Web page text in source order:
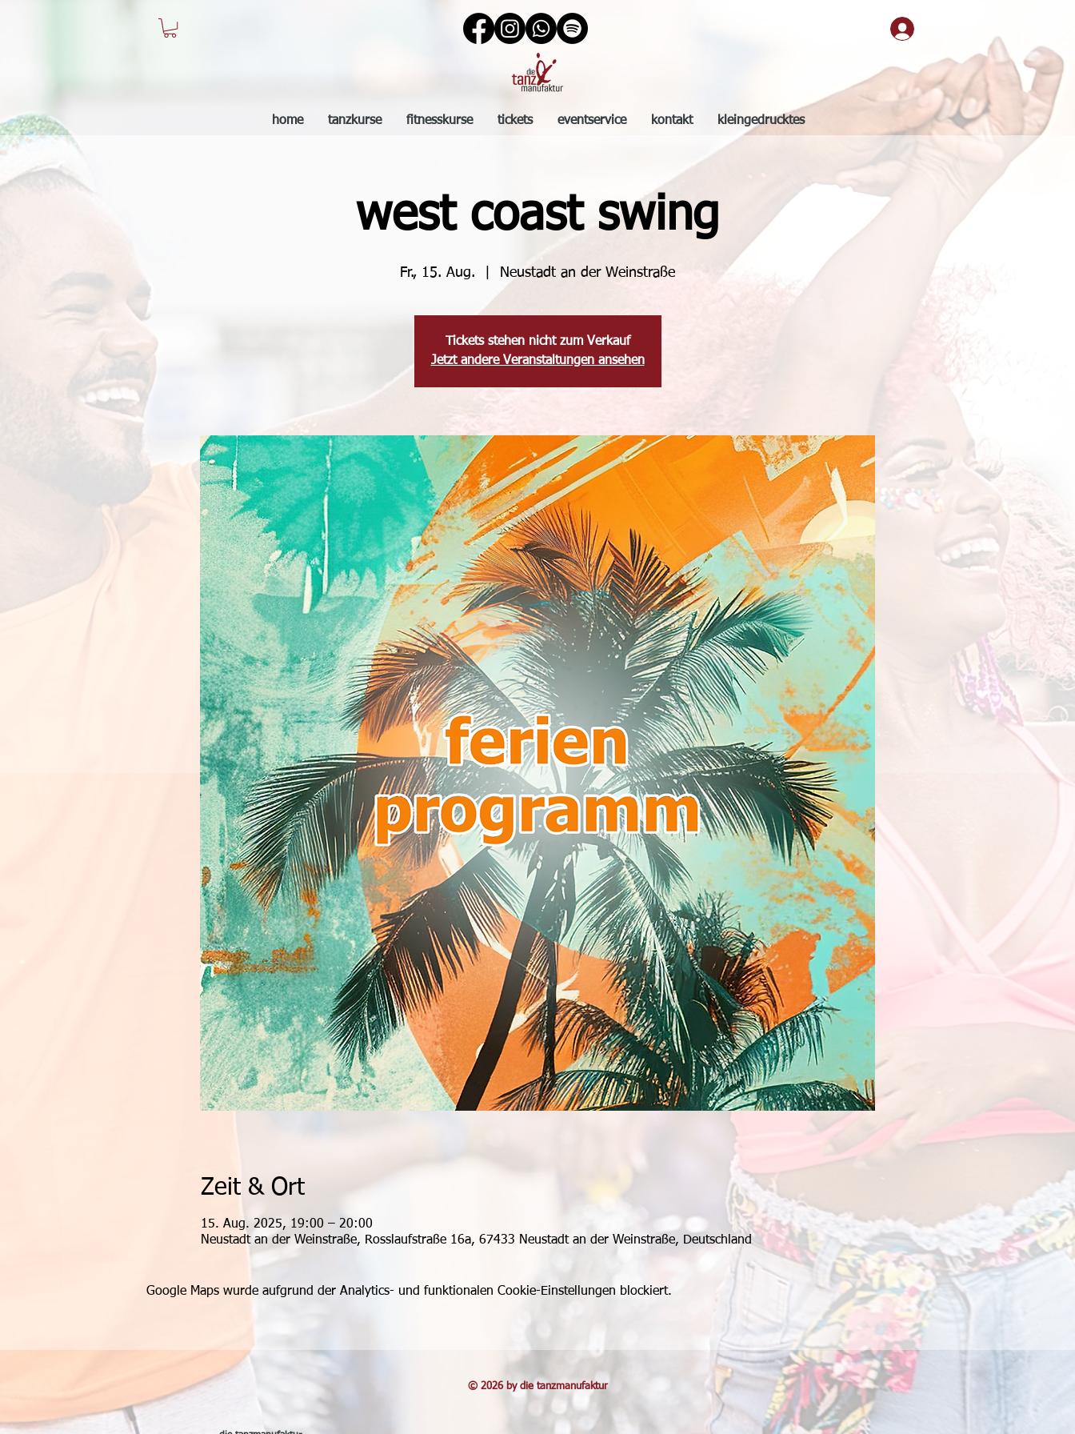
home tanzkurse fitnesskurse tickets eventservice kontakt kleingedrucktes
west coast swing
Fr., 15. Aug. Neustadt an der Weinstraße
Tickets stehen nicht zum Verkauf
Jetzt andere Veranstaltungen ansehen
Zeit & Ort
15. Aug. 2025, 19:00 – 20:00
Neustadt an der Weinstraße, Rosslaufstraße 16a, 67433 Neustadt an der Weinstraße, Deutschland
Google Maps wurde aufgrund der Analytics- und funktionalen Cookie-Einstellungen blockiert.
© 2026 by die tanzmanufaktur